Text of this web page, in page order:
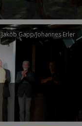
Gapp/Johannes Erler